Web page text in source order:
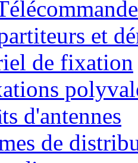
et
de fixation
d'antennes
de